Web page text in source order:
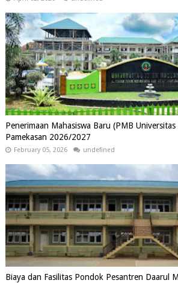
Penerimaan Mahasiswa Baru (PMB
Pamekasan 2026/2027
February 05, 2026 undefined
Biaya dan Fasilitas Pondok Pesantren Daarul